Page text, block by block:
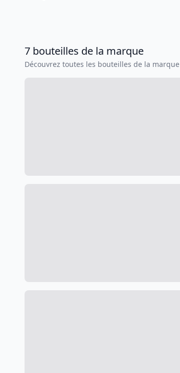
7 bouteilles de la marque
Découvrez toutes les bouteilles de la marque